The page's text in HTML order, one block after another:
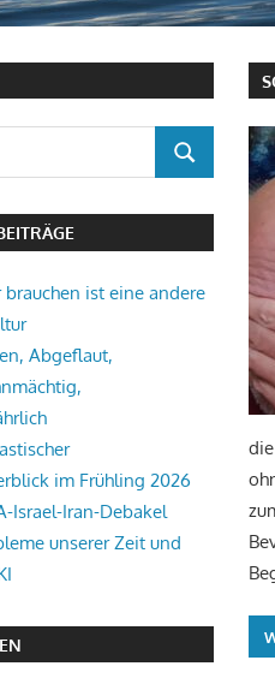
SUCHEN
ist eine andere
Abgeflaut,
im Frühling 2026
Israel-Iran-Debakel
unserer Zeit und